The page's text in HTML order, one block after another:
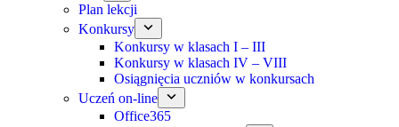
Plan lekcji
Konkursy
Konkursy w klasach I – III
Konkursy w klasach IV – VIII
Osiągnięcia uczniów w konkursach
Uczeń on-line
Office365